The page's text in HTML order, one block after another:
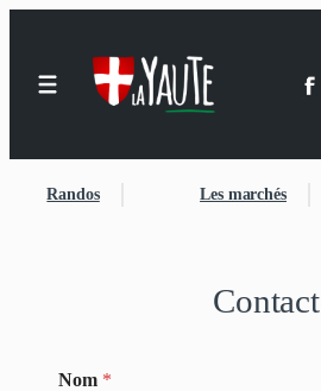
contenu
Randos Les marchés
Contact
Nom *